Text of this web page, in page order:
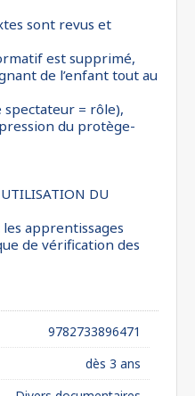
sont revus et
est supprimé,
de l’enfant tout au
= rôle),
du protège-
DU
apprentissages
de vérification des
9782733896471
dès 3 ans